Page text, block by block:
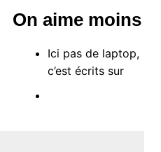
On aime moins
Ici pas de laptop,
c’est écrits sur